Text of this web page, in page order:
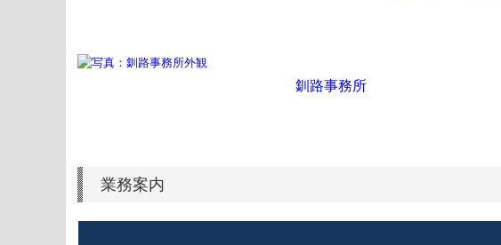
釧路事務所
業務案内